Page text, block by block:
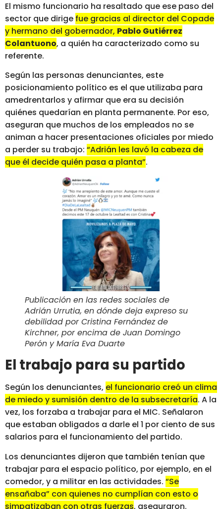
El mismo funcionario ha resaltado que ese paso del
sector que dirige fue gracias al director del Copade
y hermano del gobernador, Pablo Gutiérrez
Colantuono, a quién ha caracterizado como su
referente.
Según las personas denunciantes, este
posicionamiento político es el que utilizaba para
amedrentarlos y afirmar que era su decisión
quiénes quedarían en planta permanente. Por eso,
aseguran que muchos de los empleados no se
animan a hacer presentaciones oficiales por miedo
a perder su trabajo: “Adrián les lavó la cabeza de
que él decide quién pasa a planta”.
Publicación en las redes sociales de
Adrián Urrutia, en dónde deja expreso su
debilidad por Cristina Fernández de
Kirchner, por encima de Juan Domingo
Perón y María Eva Duarte
El trabajo para su partido
Según los denunciantes, el funcionario creó un clima
de miedo y sumisión dentro de la subsecretaría. A la
vez, los forzaba a trabajar para el MIC. Señalaron
que estaban obligados a darle el 1 por ciento de sus
salarios para el funcionamiento del partido.
Los denunciantes dijeron que también tenían que
trabajar para el espacio político, por ejemplo, en el
comedor, y a militar en las actividades. “Se
ensañaba” con quienes no cumplían con esto o
simpatizaban con otras fuerzas, aseguraron.